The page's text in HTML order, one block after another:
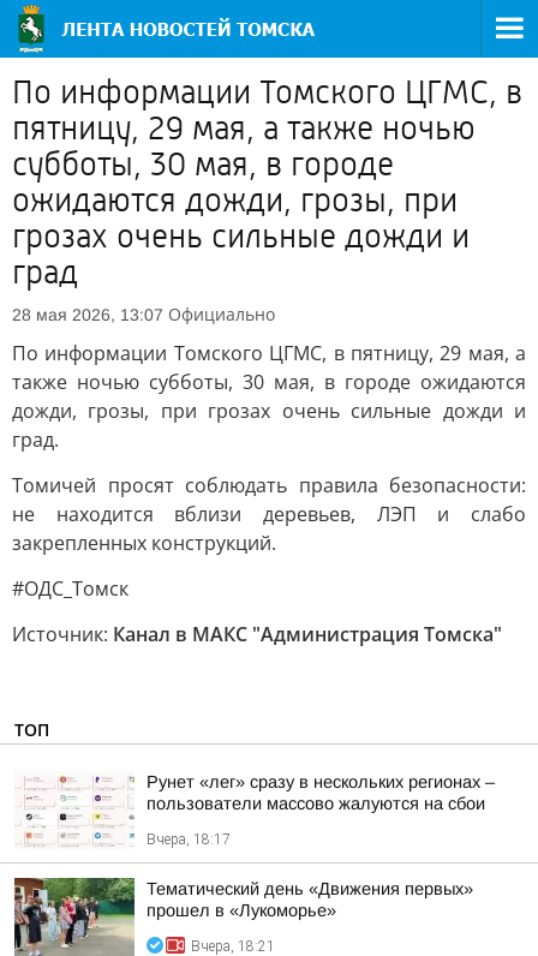
По информации Томского ЦГМС, в
пятницу, 29 мая, а также ночью
субботы, 30 мая, в городе
ожидаются дожди, грозы, при
грозах очень сильные дожди и
град
28 мая 2026, 13:07 Официально
По информации Томского ЦГМС, в пятницу, 29 мая, а
также ночью субботы, 30 мая, в городе ожидаются
дожди, грозы, при грозах очень сильные дожди и
град.
Томичей просят соблюдать правила безопасности:
не находится вблизи деревьев, ЛЭП и слабо
закрепленных конструкций.
#ОДС_Томск
Источник: Канал в МАКС "Администрация Томска"
ТОП
Рунет «лег» сразу в нескольких регионах –
пользователи массово жалуются на сбои
Вчера, 18:17
Тематический день «Движения первых»
прошел в «Лукоморье»
Вчера, 18:21